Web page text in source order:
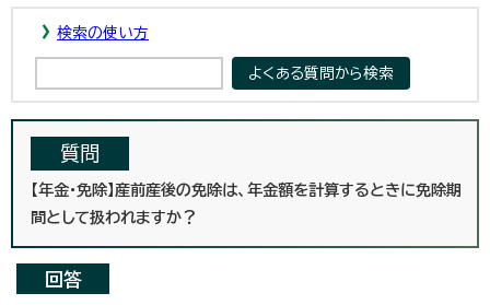
検索の使い方
質問
【年金・免除】産前産後の免除は、年金額を計算するときに免除期
間として扱われますか？
回答